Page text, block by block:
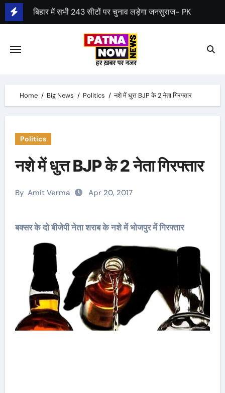
Skip
to
पेंशन स्कीम: केन्द्रीय कैबिनेट ने UPS को मंजूरी दी
Home Big News Politics नशे में धुत्त BJP के 2 नेता गिरफ्तार
Politics
नशे में धुत्त BJP के 2 नेता गिरफ्तार
By Amit Verma Apr 20, 2017
बक्सर के दो बीजेपी नेता शराब के नशे में भोजपुर में गिरफ्तार